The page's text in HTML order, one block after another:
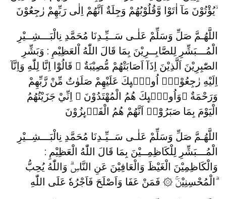
يُؤْتُوْنَ مَآ اٰتَوْا وَّقُلُوْبُهُمْ وَجِلَةٌ اَنَّهُمْ اِلٰى رَبِّهِمْ رٰجِعُوْنَ ۙ
اللَّهُـمَّ صَلِّ وَسَلِّمْ عَلٰـى سَــيِّـدِنَا مُحَمَّدِ نِالْبَـــشِــيْرِ
الْمُـــبَشِّرِ لِلصَّابِــرِيْنَ بِمَا قَالَ اللّٰهُ اْلعَظِيْمِ : وَبَشِّرِ
الصّٰبِرِيْنَ اَلَّذِيْنَ اِذَآ اَصَابَتْهُمْ مُّصِيْبَةٌ ۗ قَالُوْٓا اِنَّا لِلّٰهِ وَاِنَّآ
اِلَيْهِ رٰجِعُوْنَۗ اُولٰۤىِٕكَ عَلَيْهِمْ صَلَوٰتٌ مِّنْ رَّبِّهِمْ
وَرَحْمَةٌ ۗوَاُولٰۤىِٕكَ هُمُ الْمُهْتَدُوْنَ ۞ اِنِّيْ جَزَيْتُهُمُ
الْيَوْمَ بِمَا صَبَرُوْٓاۙ اَنَّهُمْ هُمُ الْفَاۤىِٕزُوْنَ
اللَّهُـمَّ صَلِّ وَسَلِّمْ عَلٰـى سَــيِّـدِنَا مُحَمَّدِ نِالْبَـــشِــيْرِ
الْمُـــبَشِّرِ لِلْكَاظِمِــيْنَ بِمَا قَالَ اللّٰهُ الْعَظِيْمِ :
وَالْكَاظِمِيْنَ الْغَيْظَ وَالْعَافِيْنَ عَنِ النَّاسِۗ وَاللّٰهُ يُحِبُّ
الْمُحْسِنِيْنَۚ ۞ فَمَنْ عَفَا وَاَصْلَحَ فَاَجْرُهٗ عَلَى اللّٰهِ ۗ